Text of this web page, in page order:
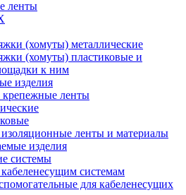
ленты
(хомуты) металлические
(хомуты) пластиковые и
к ним
изделия
ленты
ленты и материалы
изделия
системы
системам
для кабеленесущих